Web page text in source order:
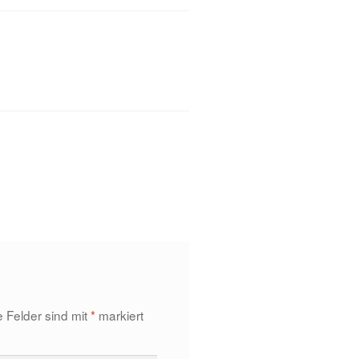
Felder sind mit* markiert